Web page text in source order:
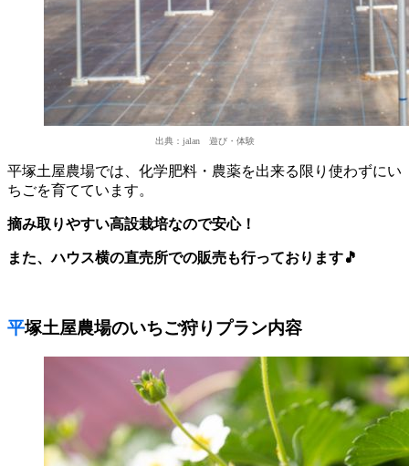
出典：jalan 遊び・体験
平塚土屋農場では、化学肥料・農薬を出来る限り使わずにい
ちごを育てています。
摘み取りやすい高設栽培なので安心！
また、ハウス横の直売所での販売も行っております🎵
平塚土屋農場のいちご狩りプラン内容